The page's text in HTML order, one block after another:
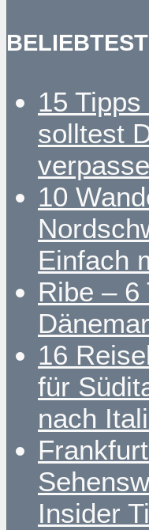
15
solltest
10
Einfach
Ribe – 6
16
für
nach
Insider